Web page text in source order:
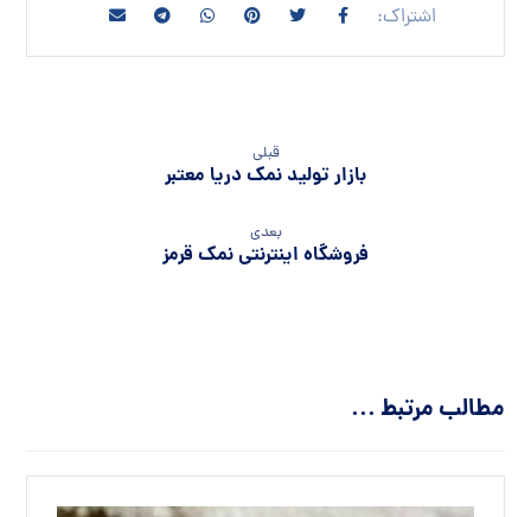
قبلی
بازار تولید نمک دریا معتبر
بعدی
فروشگاه اینترنتی نمک قرمز
مطالب مرتبط ...